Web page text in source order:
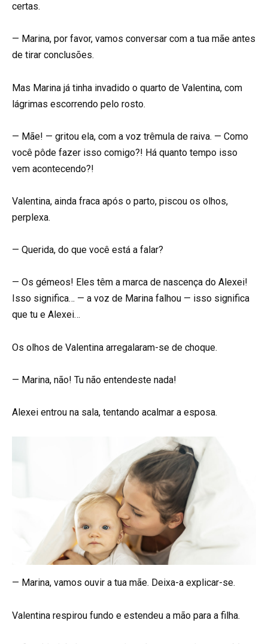
certas.
— Marina, por favor, vamos conversar com a tua mãe antes
de tirar conclusões.
Mas Marina já tinha invadido o quarto de Valentina, com
lágrimas escorrendo pelo rosto.
— Mãe! — gritou ela, com a voz trêmula de raiva. — Como
você pôde fazer isso comigo?! Há quanto tempo isso
vem acontecendo?!
Valentina, ainda fraca após o parto, piscou os olhos,
perplexa.
— Querida, do que você está a falar?
— Os gémeos! Eles têm a marca de nascença do Alexei!
Isso significa… — a voz de Marina falhou — isso significa
que tu e Alexei…
Os olhos de Valentina arregalaram-se de choque.
— Marina, não! Tu não entendeste nada!
Alexei entrou na sala, tentando acalmar a esposa.
— Marina, vamos ouvir a tua mãe. Deixa-a explicar-se.
Valentina respirou fundo e estendeu a mão para a filha.